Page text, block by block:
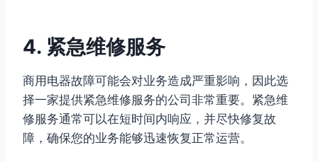
4. 紧急维修服务
商用电器故障可能会对业务造成严重影响，因此选
择一家提供紧急维修服务的公司非常重要。紧急维
修服务通常可以在短时间内响应，并尽快修复故
障，确保您的业务能够迅速恢复正常运营。